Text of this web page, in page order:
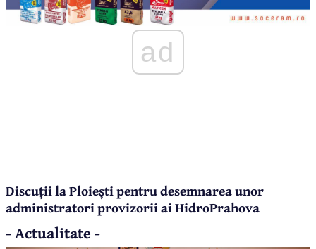
ad
Discuții la Ploiești pentru desemnarea unor
administratori provizorii ai HidroPrahova
- Actualitate -